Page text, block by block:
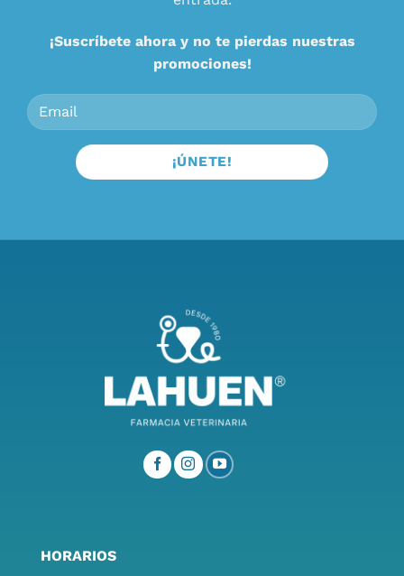
¡Suscríbete ahora y no te pierdas nuestras
promociones!
HORARIOS